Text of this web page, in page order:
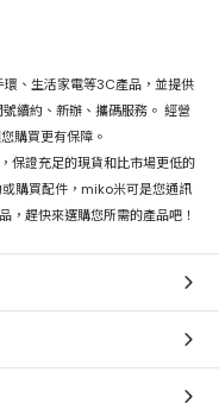
、生活家電等3C產品，並提供
續約、新辦、攜碼服務。 經營
購買更有保障。
保證充足的現貨和比市場更低的
購買配件，miko米可是您通訊
，趕快來選購您所需的產品吧！